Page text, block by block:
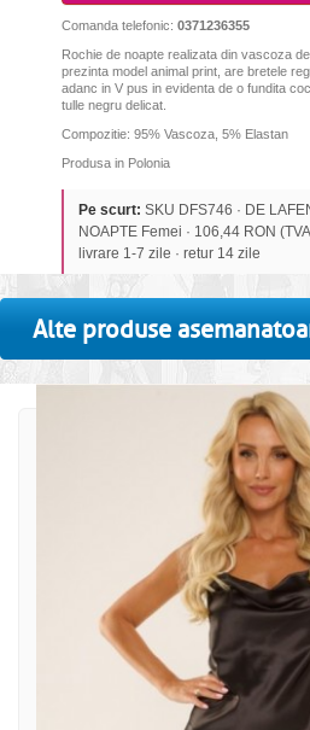
Comanda telefonic: 0371236355
Rochie de noapte realizata din vascoza
prezinta model animal print, are bretele
adanc in V pus in evidenta de o fundita
tulle negru delicat.
Compozitie: 95% Vascoza, 5% Elastan
Produsa in Polonia
Pe scurt: SKU DFS746 · DE
NOAPTE Femei · 106,44 RON
livrare 1-7 zile · retur 14 zile
Alte produse